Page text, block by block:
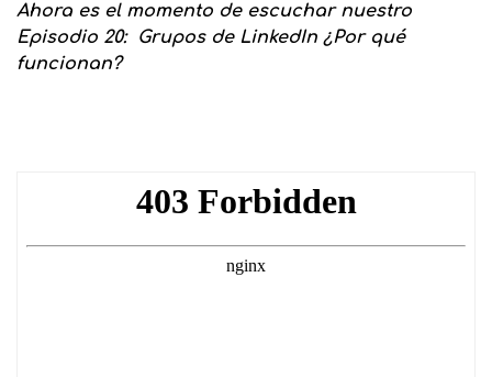
Ahora es el momento de escuchar nuestro
Episodio 20: Grupos de LinkedIn ¿Por qué
funcionan?